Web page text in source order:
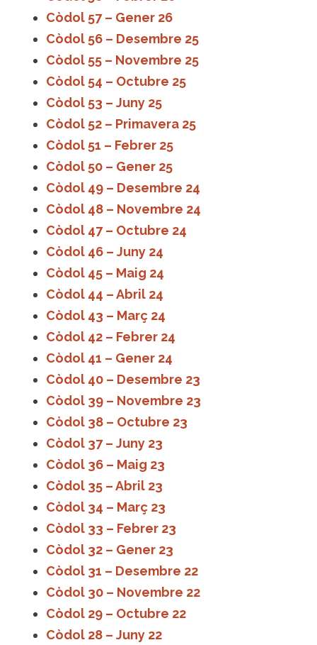
Còdol 57 – Gener 26
Còdol 56 – Desembre 25
Còdol 55 – Novembre 25
Còdol 54 – Octubre 25
Còdol 53 – Juny 25
Còdol 52 – Primavera 25
Còdol 51 – Febrer 25
Còdol 50 – Gener 25
Còdol 49 – Desembre 24
Còdol 48 – Novembre 24
Còdol 47 – Octubre 24
Còdol 46 – Juny 24
Còdol 45 – Maig 24
Còdol 44 – Abril 24
Còdol 43 – Març 24
Còdol 42 – Febrer 24
Còdol 41 – Gener 24
Còdol 40 – Desembre 23
Còdol 39 – Novembre 23
Còdol 38 – Octubre 23
Còdol 37 – Juny 23
Còdol 36 – Maig 23
Còdol 35 – Abril 23
Còdol 34 – Març 23
Còdol 33 – Febrer 23
Còdol 32 – Gener 23
Còdol 31 – Desembre 22
Còdol 30 – Novembre 22
Còdol 29 – Octubre 22
Còdol 28 – Juny 22